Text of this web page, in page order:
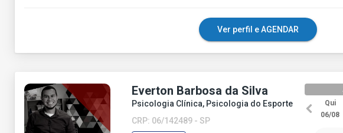
Ver perfil e AGENDAR
Everton Barbosa da Silva
Psicologia Clínica, Psicologia do Esporte
CRP: 06/142489 - SP
Qui
06/08